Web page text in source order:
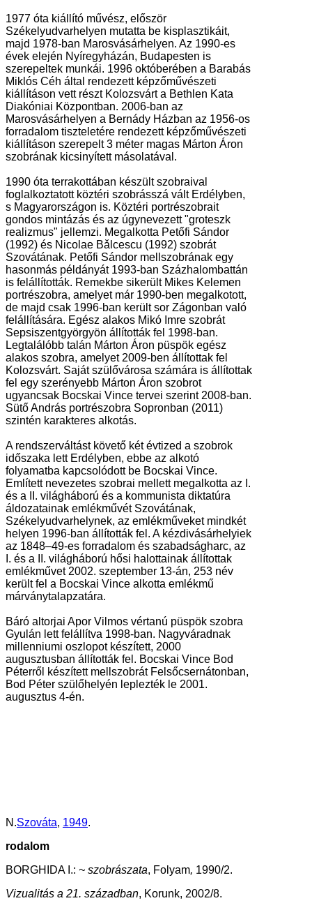
1977 óta kiállító művész, először
Székelyudvarhelyen mutatta be kisplasztikáit,
majd 1978-ban Marosvásárhelyen. Az 1990-es
évek elején Nyíregyházán, Budapesten is
szerepeltek munkái. 1996 októberében a Barabás
Miklós Céh által rendezett képzőművészeti
kiállításon vett részt Kolozsvárt a Bethlen Kata
Diakóniai Központban. 2006-ban az
Marosvásárhelyen a Bernády Házban az 1956-os
forradalom tiszteletére rendezett képzőművészeti
kiállításon szerepelt 3 méter magas Márton Áron
szobrának kicsinyített másolatával.
1990 óta terrakottában készült szobraival
foglalkoztatott köztéri szobrásszá vált Erdélyben,
s Magyarországon is. Köztéri portrészobrait
gondos mintázás és az úgynevezett "groteszk
realizmus" jellemzi. Megalkotta Petőfi Sándor
(1992) és Nicolae Bǎlcescu (1992) szobrát
Szovátának. Petőfi Sándor mellszobrának egy
hasonmás példányát 1993-ban Százhalombattán
is felállították. Remekbe sikerült Mikes Kelemen
portrészobra, amelyet már 1990-ben megalkotott,
de majd csak 1996-ban került sor Zágonban való
felállítására. Egész alakos Mikó Imre szobrát
Sepsiszentgyörgyön állították fel 1998-ban.
Legtalálóbb talán Márton Áron püspök egész
alakos szobra, amelyet 2009-ben állítottak fel
Kolozsvárt. Saját szülővárosa számára is állítottak
fel egy szerényebb Márton Áron szobrot
ugyancsak Bocskai Vince tervei szerint 2008-ban.
Sütő András portrészobra Sopronban (2011)
szintén karakteres alkotás.
A rendszerváltást követő két évtized a szobrok
időszaka lett Erdélyben, ebbe az alkotó
folyamatba kapcsolódott be Bocskai Vince.
Említett nevezetes szobrai mellett megalkotta az I.
és a II. világháború és a kommunista diktatúra
áldozatainak emlékművét Szovátának,
Székelyudvarhelynek, az emlékműveket mindkét
helyen 1996-ban állították fel. A kézdivásárhelyiek
az 1848–49-es forradalom és szabadságharc, az
I. és a II. világháború hősi halottainak állítottak
emlékművet 2002. szeptember 13-án, 253 név
került fel a Bocskai Vince alkotta emlékmű
márványtalapzatára.
Báró altorjai Apor Vilmos vértanú püspök szobra
Gyulán lett felállítva 1998-ban. Nagyváradnak
millenniumi oszlopot készített, 2000
augusztusban állították fel. Bocskai Vince Bod
Péterről készített mellszobrát Felsőcsernátonban,
Bod Péter szülőhelyén leplezték le 2001.
augusztus 4-én.
N.Szováta, 1949.
rodalom
BORGHIDA I.: ~ szobrászata, Folyam, 1990/2.
Vizualitás a 21. században, Korunk, 2002/8.